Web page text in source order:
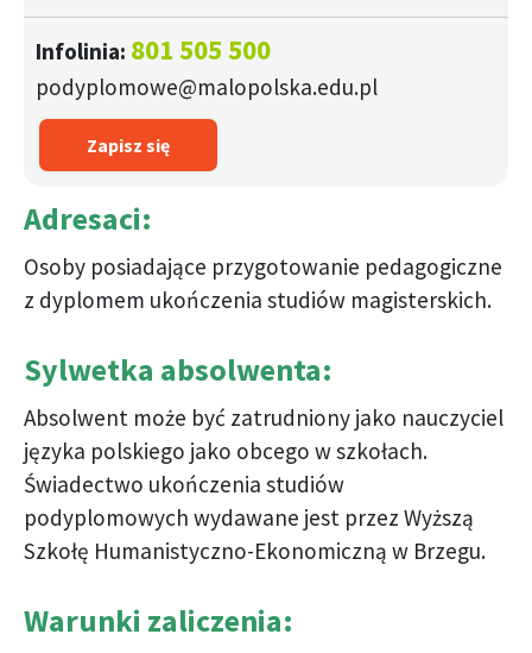
Infolinia: 801 505 500
podyplomowe@malopolska.edu.pl
Zapisz się
Adresaci:
Osoby posiadające przygotowanie pedagogiczne
z dyplomem ukończenia studiów magisterskich.
Sylwetka absolwenta:
Absolwent może być zatrudniony jako nauczyciel
języka polskiego jako obcego w szkołach.
Świadectwo ukończenia studiów
podyplomowych wydawane jest przez Wyższą
Szkołę Humanistyczno-Ekonomiczną w Brzegu.
Warunki zaliczenia: